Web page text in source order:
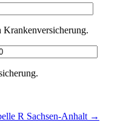
R Sachsen-Anhalt →